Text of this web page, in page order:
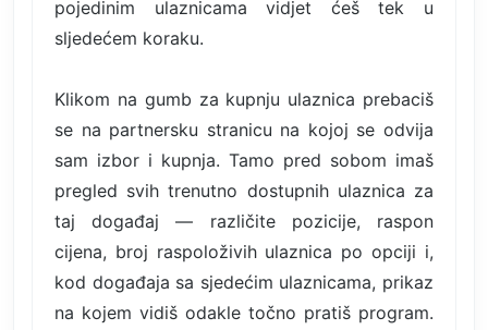
pojedinim ulaznicama vidjet ćeš tek u
sljedećem koraku.
Klikom na gumb za kupnju ulaznica prebaciš
se na partnersku stranicu na kojoj se odvija
sam izbor i kupnja. Tamo pred sobom imaš
pregled svih trenutno dostupnih ulaznica za
taj događaj — različite pozicije, raspon
cijena, broj raspoloživih ulaznica po opciji i,
kod događaja sa sjedećim ulaznicama, prikaz
na kojem vidiš odakle točno pratiš program.